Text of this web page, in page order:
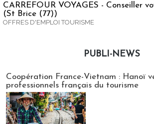
CARREFOUR VOYAGES - Conseiller
(St Brice (77))
OFFRES D'EMPLOI TOURISME
PUBLI-NEWS
Coopération France-Vietnam : Hanoï
professionnels français du tourisme